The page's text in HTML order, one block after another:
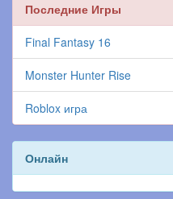
Последние Игры
Final Fantasy 16
Monster Hunter Rise
Roblox игра
Онлайн